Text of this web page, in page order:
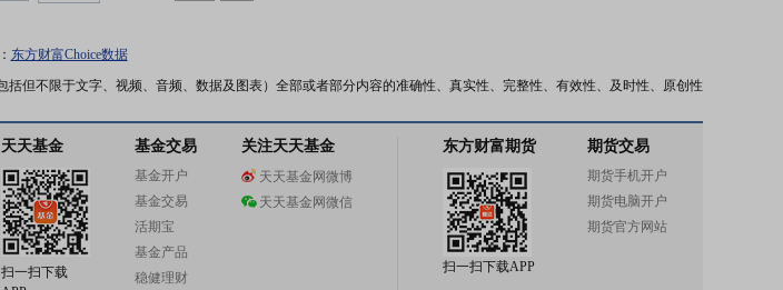
东方财富Choice数据
但不限于文字、视频、音频、数据及图表）全部或者部分内容的准确性、真实性、完整性、有效性、及时性、原创性